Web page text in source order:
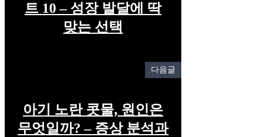
트 10 – 성장 발달에 딱
맞는 선택
다음글
아기 노란 콧물, 원인은
무엇일까? – 증상 분석과